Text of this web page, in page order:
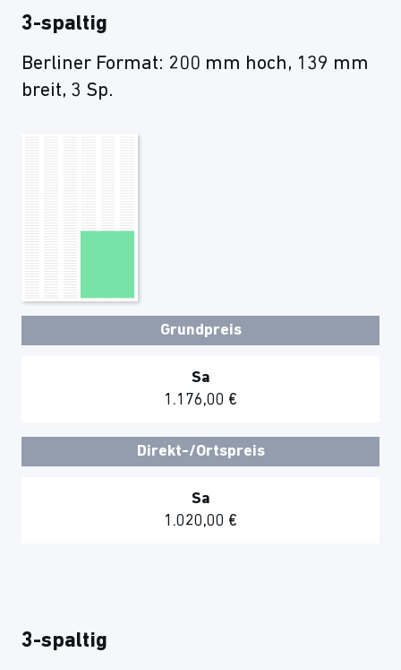
3-spaltig
Berliner Format: 200 mm hoch, 139 mm
breit, 3 Sp.
Grundpreis
Sa
1.176,00 €
Direkt-/Ortspreis
Sa
1.020,00 €
3-spaltig